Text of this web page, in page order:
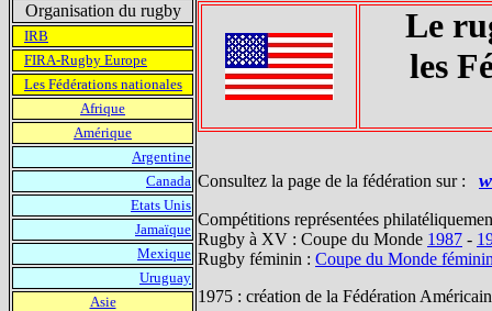
Organisation du rugby
Le
les
Consultez la page de la fédération sur :
Compétitions représentées
Rugby à XV : Coupe du Monde 1987 -
Rugby féminin : Coupe du Monde
1975 : création de la Fédération
IRB
FIRA-Rugby Europe
Les Fédérations nationales
Afrique
Amérique
Argentine
Canada
Etats Unis
Jamaïque
Mexique
Uruguay
Asie